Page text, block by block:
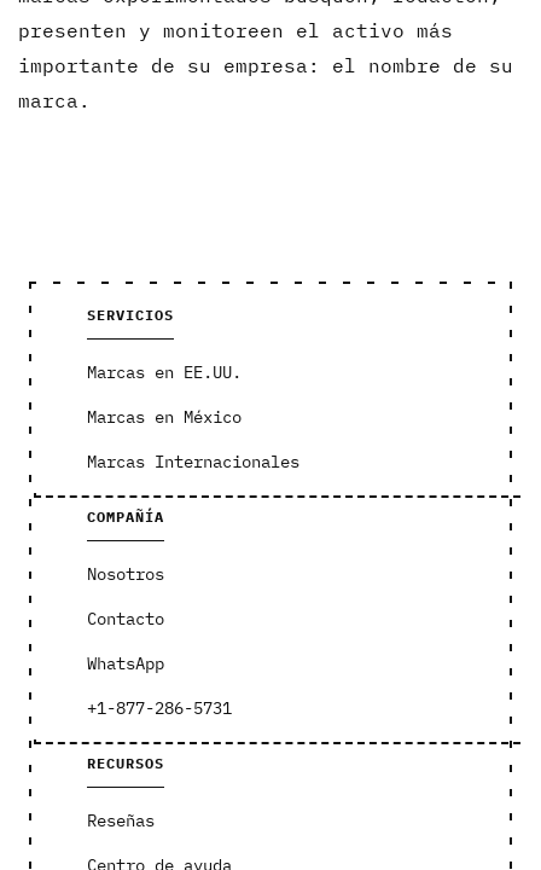
presenten y monitoreen el activo más
importante de su empresa: el nombre de su
marca.
SERVICIOS
Marcas en EE.UU.
Marcas en México
Marcas Internacionales
COMPAÑÍA
Nosotros
Contacto
WhatsApp
+1-877-286-5731
RECURSOS
Reseñas
Centro de ayuda